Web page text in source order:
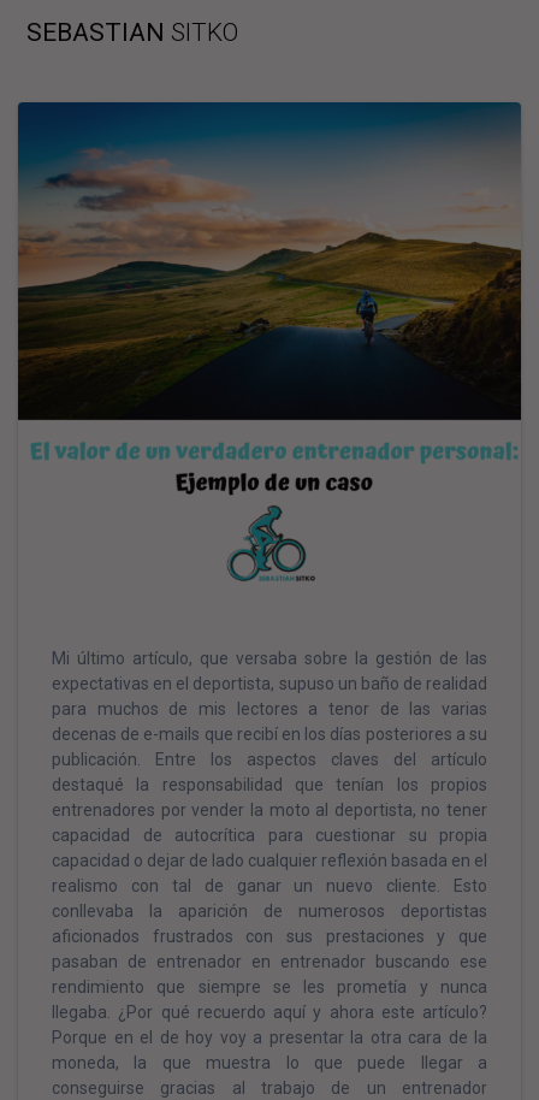
SEBASTIAN SITKO
Mi último artículo, que versaba sobre la gestión de las
expectativas en el deportista, supuso un baño de realidad
para muchos de mis lectores a tenor de las varias
decenas de e-mails que recibí en los días posteriores a su
publicación. Entre los aspectos claves del artículo
destaqué la responsabilidad que tenían los propios
entrenadores por vender la moto al deportista, no tener
capacidad de autocrítica para cuestionar su propia
capacidad o dejar de lado cualquier reflexión basada en el
realismo con tal de ganar un nuevo cliente. Esto
conllevaba la aparición de numerosos deportistas
aficionados frustrados con sus prestaciones y que
pasaban de entrenador en entrenador buscando ese
rendimiento que siempre se les prometía y nunca
llegaba. ¿Por qué recuerdo aquí y ahora este artículo?
Porque en el de hoy voy a presentar la otra cara de la
moneda, la que muestra lo que puede llegar a
conseguirse gracias al trabajo de un entrenador